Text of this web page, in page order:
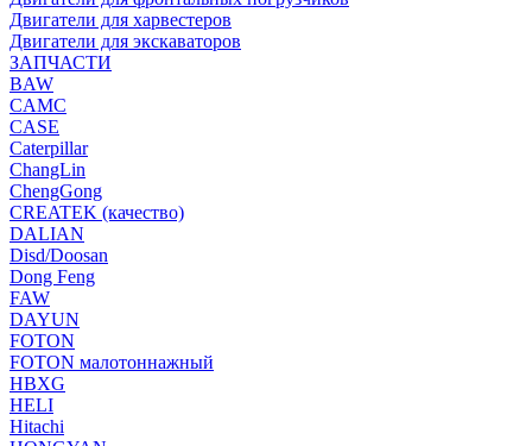
Двигатели для харвестеров
Двигатели для экскаваторов
ЗАПЧАСТИ
BAW
CAMC
CASE
Caterpillar
ChangLin
ChengGong
CREATEK (качество)
DALIAN
Disd/Doosan
Dong Feng
FAW
DAYUN
FOTON
FOTON малотоннажный
HBXG
HELI
Hitachi